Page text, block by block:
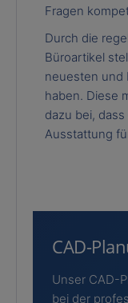
Fragen
Durch die
Büroartikel
neuesten und
haben. Diese
dazu bei,
Ausstattung
CAD-
Unser CAD-
bei der